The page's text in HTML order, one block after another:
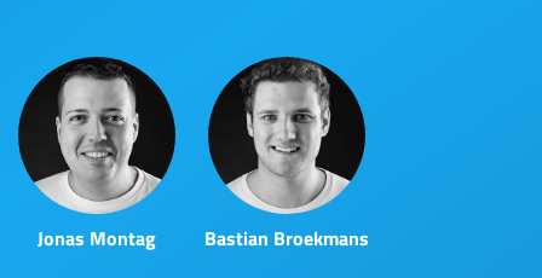
Jonas Montag Bastian Broekmans